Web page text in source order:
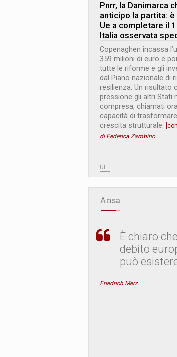
Pnrr, la Danimarca
anticipo la partita:
Ue a completare il
Italia osservata
Copenaghen incassa
359 milioni di euro e
tutte le riforme e gli
dal Piano nazionale di
resilienza. Un risultato
pressione gli altri Stati
compresa, chiamati
capacità di
crescita strutturale.
di Federica Zambino
UE
Ansa
È chiaro
debito
può
Friedrich Merz